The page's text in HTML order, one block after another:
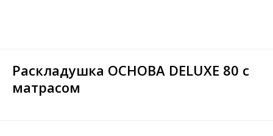
Раскладушка ОСНОВА DELUXE 80 с
матрасом